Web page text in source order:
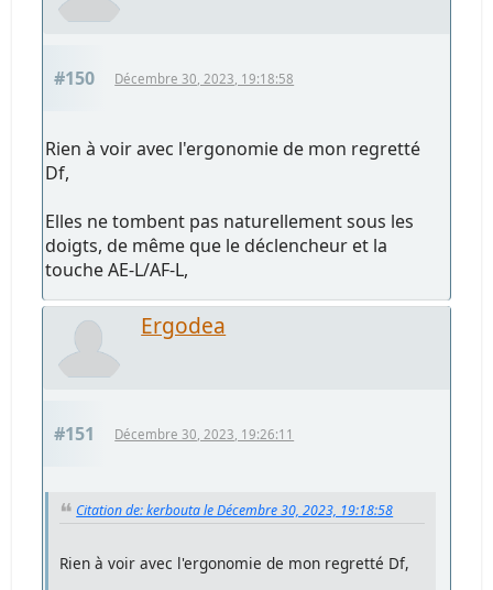
#150 Décembre 30, 2023, 19:18:58
Rien à voir avec l'ergonomie de mon regretté
Df,
Elles ne tombent pas naturellement sous les
doigts, de même que le déclencheur et la
touche AE-L/AF-L,
Ergodea
#151 Décembre 30, 2023, 19:26:11
Citation de: kerbouta le Décembre 30, 2023, 19:18:58
Rien à voir avec l'ergonomie de mon regretté Df,